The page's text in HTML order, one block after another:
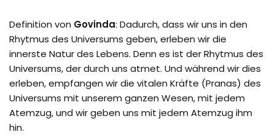
Definition von Govinda: Dadurch, dass wir uns in den
Rhytmus des Universums geben, erleben wir die
innerste Natur des Lebens. Denn es ist der Rhytmus des
Universums, der durch uns atmet. Und während wir dies
erleben, empfangen wir die vitalen Kräfte (Pranas) des
Universums mit unserem ganzen Wesen, mit jedem
Atemzug, und wir geben uns mit jedem Atemzug ihm
hin.